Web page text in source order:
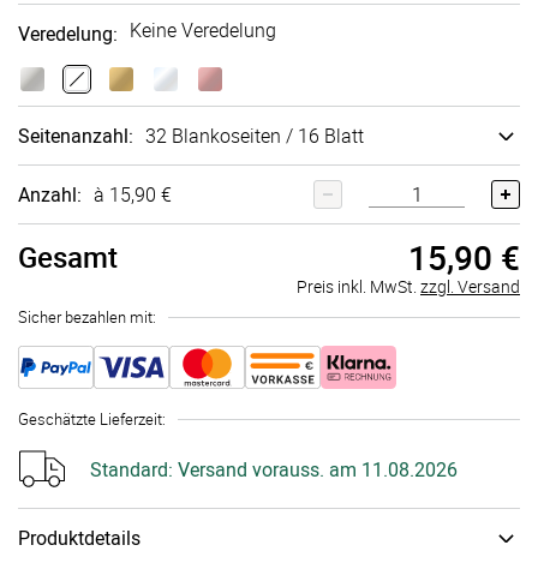
Veredelung: Keine Veredelung
Seitenanzahl: 32 Blankoseiten / 16 Blatt
Anzahl: à 15,90 €
Gesamt 15,90 €
Preis inkl. MwSt. zzgl. Versand
Sicher bezahlen mit:
Geschätzte Lieferzeit:
Standard: Versand vorauss. am 11.08.2026
Produktdetails